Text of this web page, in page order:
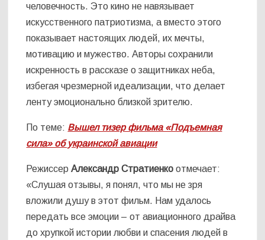
человечность. Это кино не навязывает
искусственного патриотизма, а вместо этого
показывает настоящих людей, их мечты,
мотивацию и мужество. Авторы сохранили
искренность в рассказе о защитниках неба,
избегая чрезмерной идеализации, что делает
ленту эмоционально близкой зрителю.
По теме: Вышел тизер фильма «Подъемная
сила» об украинской авиации
РежиссерАлександр Стратиенко отмечает:
«Слушая отзывы, я понял, что мы не зря
вложили душу в этот фильм. Нам удалось
передать все эмоции – от авиационного драйва
до хрупкой истории любви и спасения людей в